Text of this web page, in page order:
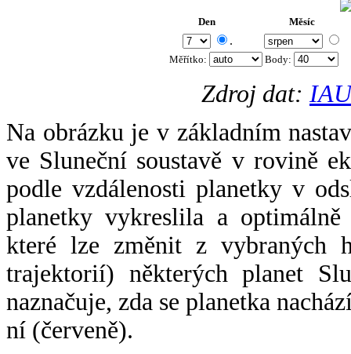
Den Měsíc
.
Měřítko: Body:
Zdroj dat:
Na obrázku je v základním
ve Sluneční soustavě v rovině
podle vzdálenosti planetky v
planetky vykreslila a
které lze změnit z vybraných
trajektorií) některých planet
naznačuje, zda se planetka
ní (červeně).